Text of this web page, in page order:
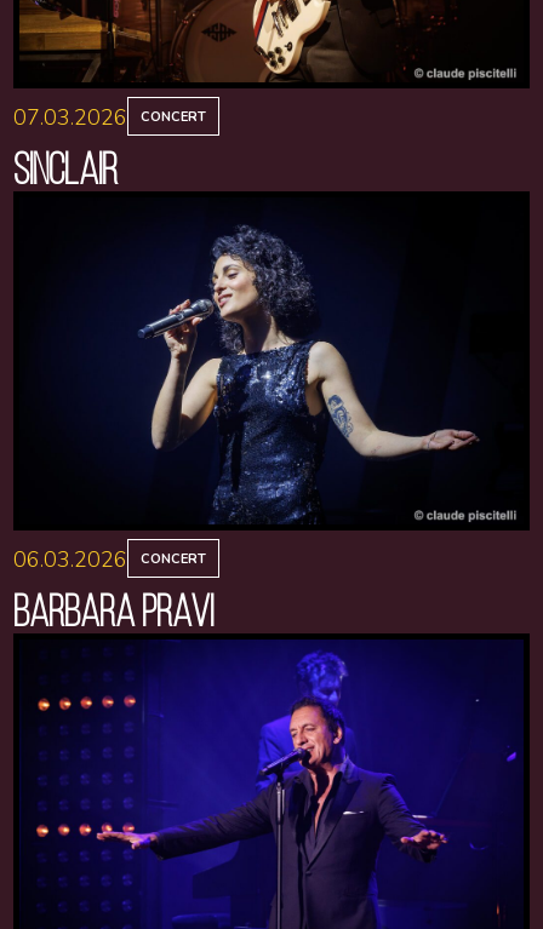
07.03.2026 CONCERT
SINCLAIR
06.03.2026 CONCERT
BARBARA PRAVI